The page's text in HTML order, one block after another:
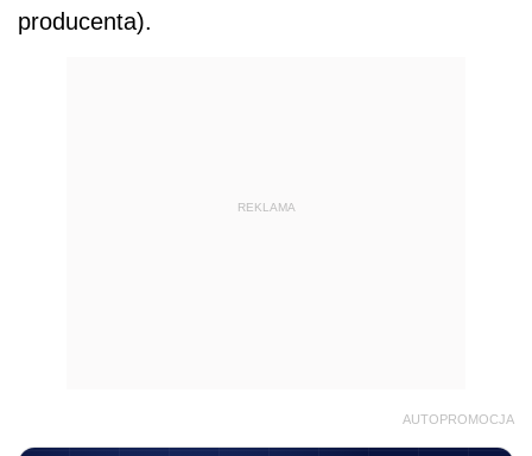
producenta).
REKLAMA
AUTOPROMOCJA